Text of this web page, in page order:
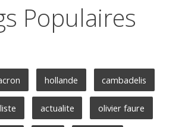
Populaires
hollande cambadelis
actualite olivier faure